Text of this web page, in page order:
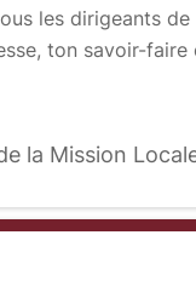
les dirigeants de
ton savoir-faire
la Mission